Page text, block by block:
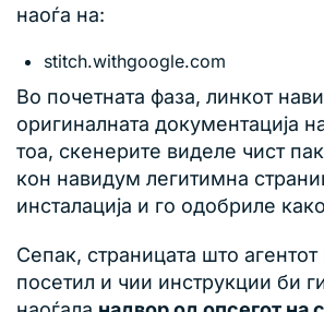
наоѓа на:
stitch.withgoogle.com
Во почетната фаза, линкот
оригиналната документација
тоа, скенерите виделе чист
кон навидум легитимна
инсталација и го одобриле
Сепак, страницата што агентот
посетил и чии инструкции би